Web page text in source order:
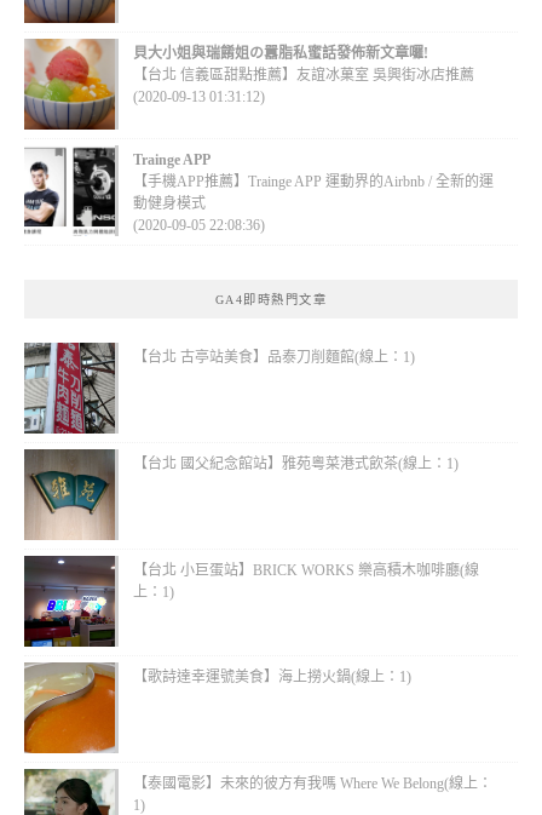
貝大小姐與瑞餚姐の囂脂私蜜話發佈新文章囉!
【台北 信義區甜點推薦】友誼冰菓室 吳興街冰店推薦
(2020-09-13 01:31:12)
Trainge APP
【手機APP推薦】Trainge APP 運動界的Airbnb / 全新的運
動健身模式
(2020-09-05 22:08:36)
GA4即時熱門文章
【台北 古亭站美食】品泰刀削麵館(線上：1)
【台北 國父紀念館站】雅苑粵菜港式飲茶(線上：1)
【台北 小巨蛋站】BRICK WORKS 樂高積木咖啡廳(線
上：1)
【歌詩達幸運號美食】海上撈火鍋(線上：1)
【泰國電影】未來的彼方有我嗎 Where We Belong(線上：
1)